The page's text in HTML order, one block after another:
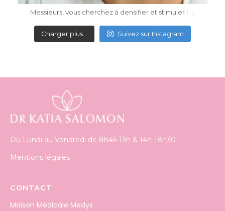
Messieurs, vous cherchez à densifier et stimuler l ...
Charger plus… Suivez sur Instagram
Du Lundi au Vendredi de 8h45-13h & 14h-18h30
Mentions légales
CONTACT
Maison Médicale Medyx